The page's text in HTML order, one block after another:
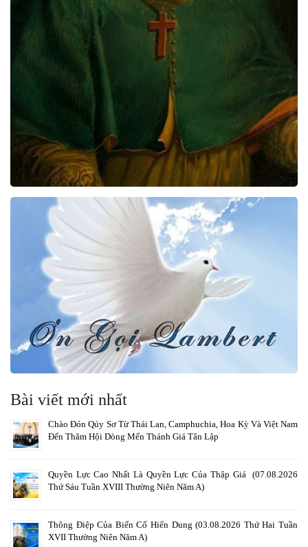
Bài viết mới nhất
Chào Đón Qúy Sơ Từ Thái Lan, Camphuchia, Hoa Kỳ Và Việt Nam
Đến Thăm Hội Dòng Mến Thánh Giá Tân Lập
Quyền Lực Cao Nhất Là Quyền Lực Của Thập Giá (07.08.2026
Thứ Sáu Tuần XVIII Thường Niên Năm A)
Thông Điệp Của Biến Cố Hiển Dung (03.08.2026 Thứ Hai Tuần
XVII Thường Niên Năm A)